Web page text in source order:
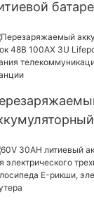
ЛиФеПО4
ИБП, здания